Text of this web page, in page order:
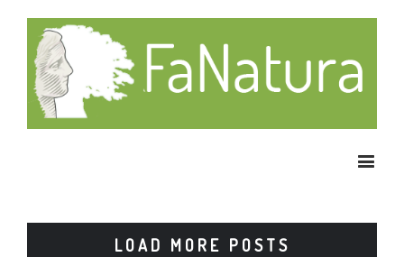
LOAD MORE POSTS